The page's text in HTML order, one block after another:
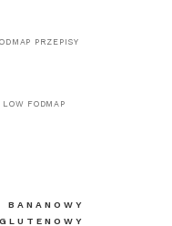
PRZEPISY
FODMAP
BANANOWY